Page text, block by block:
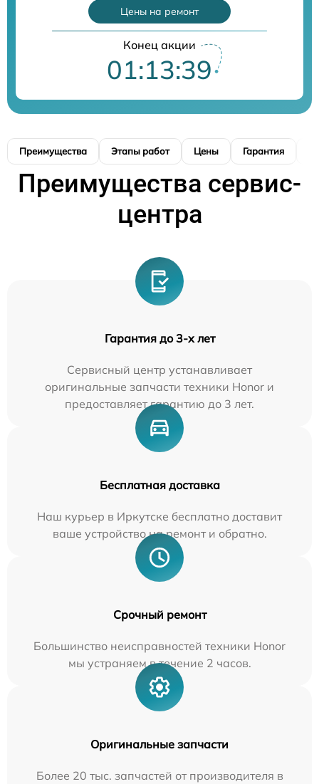
Цены на ремонт
Конец акции
01:13:38
Преимущества Этапы работ Цены Гарантия
Преимущества сервис-
центра
Гарантия до 3-х лет
Сервисный центр устанавливает
оригинальные запчасти техники Honor и
предоставляет гарантию до 3 лет.
Бесплатная доставка
Наш курьер в Иркутске бесплатно доставит
ваше устройство на ремонт и обратно.
Срочный ремонт
Большинство неисправностей техники Honor
мы устраняем в течение 2 часов.
Оригинальные запчасти
Более 20 тыс. запчастей от производителя в